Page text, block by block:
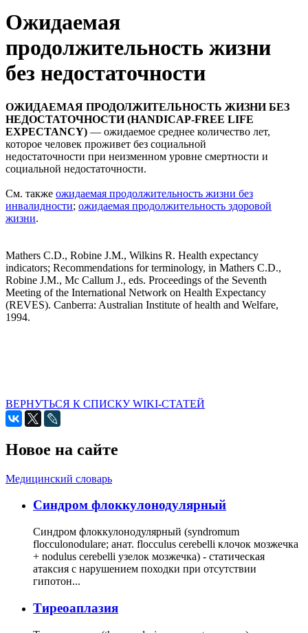
Ожидаемая
продолжительность жизни
без недостаточности
ОЖИДАЕМАЯ ПРОДОЛЖИТЕЛЬНОСТЬ ЖИЗНИ БЕЗ
НЕДОСТАТОЧНОСТИ(HANDICAP-FREE LIFE
EXPECTANCY) — ожидаемое среднее количество лет,
которое человек проживет без социальной
недостаточности при неизменном уровне смертности и
социальной недостаточности.
См. также ожидаемая продолжительность жизни без
инвалидности; ожидаемая продолжительность здоровой
жизни.
Mathers C.D., Robine J.M., Wilkins R. Health expectancy
indicators; Recommendations for terminology, in Mathers C.D.,
Robine J.M., Mc Callum J., eds. Proceedings of the Seventh
Meeting of the International Network on Health Expectancy
(REVES). Canberra: Australian Institute of health and Welfare,
1994.
ВЕРНУТЬСЯ К СПИСКУ WIKI-СТАТЕЙ
Новое на сайте
Медицинский словарь
Cиндром флоккулонодулярный
Синдром флоккулонодулярный (syndromum
flocculonodulare; анат. flocculus cerebelli клочок мозжечка
+ nodulus cerebelli узелок мозжечка) - статическая
атаксия с нарушением походки при отсутствии
гипотон...
Тиреоаплазия